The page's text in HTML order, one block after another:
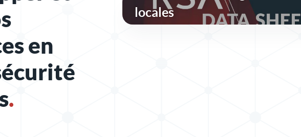
en
.
locales